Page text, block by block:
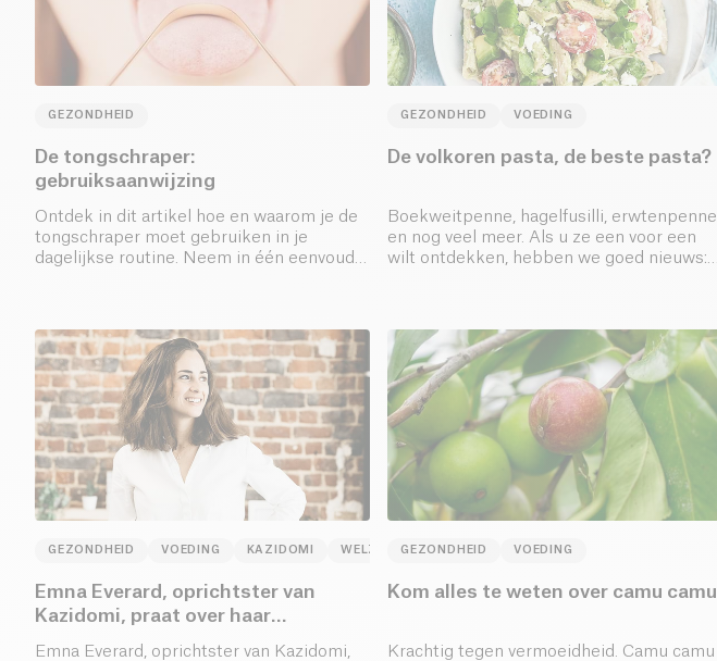
GEZONDHEID
De tongschraper:
gebruiksaanwijzing
Ontdek in dit artikel hoe en waarom je de
tongschraper moet gebruiken in je
dagelijkse routine. Neem in één eenvoudig
GEZONDHEID VOEDING
De volkoren pasta, de beste pasta?
Boekweitpenne, hagelfusilli, erwtenpenne
en nog veel meer. Als u ze een voor een
wilt ontdekken, hebben we goed nieuws:
GEZONDHEID VOEDING KAZIDOMI WELZIJN
Emna Everard, oprichtster van
Kazidomi, praat over haar
ochtendroutine
Emna Everard, oprichtster van Kazidomi,
GEZONDHEID VOEDING
Kom alles te weten over camu camu
Krachtig tegen vermoeidheid. Camu camu